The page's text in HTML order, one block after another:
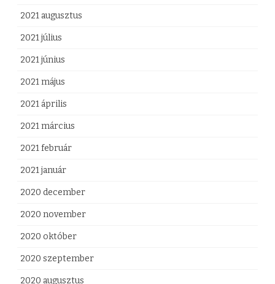
2021 augusztus
2021 július
2021 június
2021 május
2021 április
2021 március
2021 február
2021 január
2020 december
2020 november
2020 október
2020 szeptember
2020 augusztus